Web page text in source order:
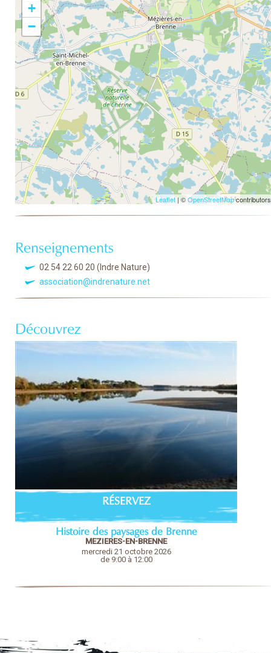
+
−
Leaflet | ©OpenStreetMapcontributors
Renseignements
02 54 22 60 20 (Indre Nature)
association@indrenature.net
Découvrez
RÉSERVEZ
Histoire des paysages de Brenne
MEZIERES-EN-BRENNE
mercredi 21 octobre 2026
de 9:00 à 12:00